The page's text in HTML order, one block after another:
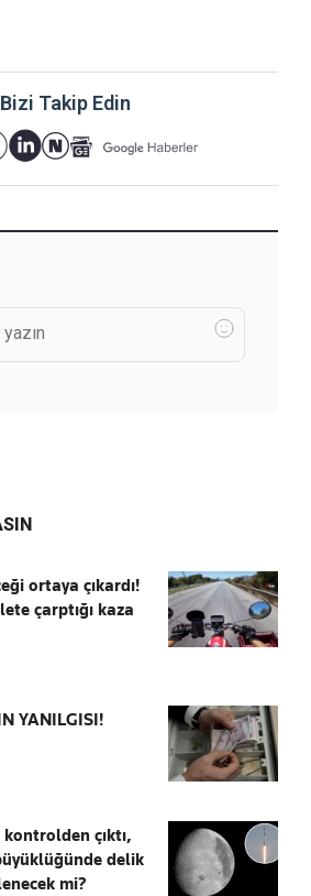
Bizi Takip Edin
ortaya çıkardı!
çarptığı kaza
YANILGISI!
kontrolden çıktı,
delik
mi?